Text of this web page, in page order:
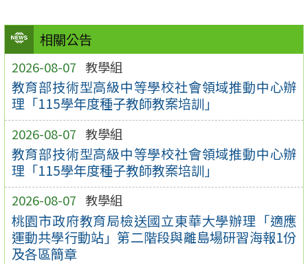
相關公告
2026-08-07 教學組
教育部技術型高級中等學校社會領域推動中心辦
理「115學年度種子教師教案培訓」
2026-08-07 教學組
教育部技術型高級中等學校社會領域推動中心辦
理「115學年度種子教師教案培訓」
2026-08-07 教學組
桃園市政府教育局檢送國立東華大學辦理「適應
運動共學行動站」第二階段與離島場研習海報1份
及各區簡章